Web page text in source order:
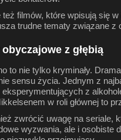
też filmów, które wpisują się w
trudne tematy związane z
z głębią
to nie tylko kryminały.
sensu życia. Jednym z
eksperymentujących z
w roli głównej to
zwrócić uwagę na seriale,
wyzwania, ale i osobiste